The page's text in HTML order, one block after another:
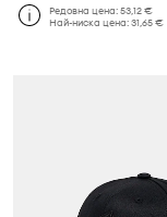
Редовна цена:53,12 €
Най-ниска цена:31,65 €